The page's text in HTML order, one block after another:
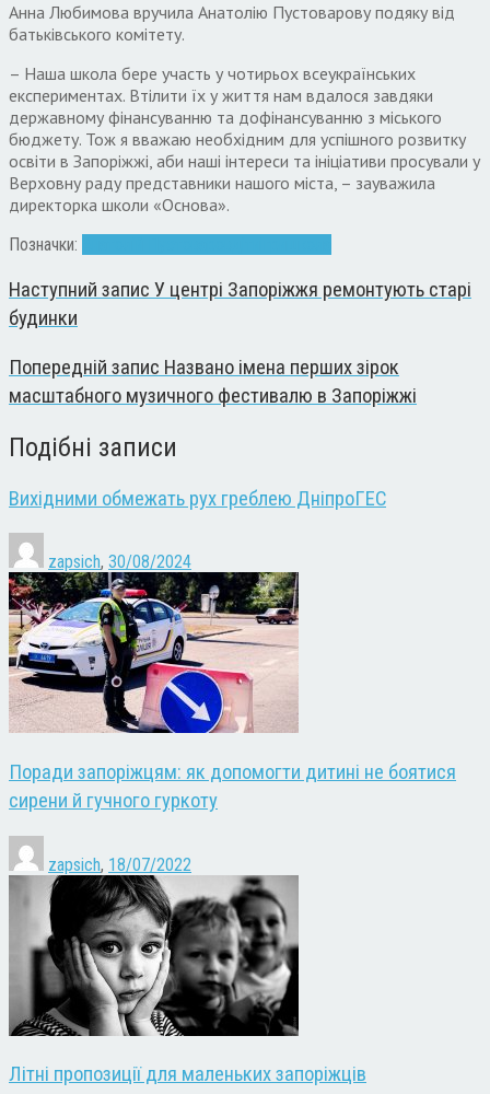
Анна Любимова вручила Анатолію Пустоварову подяку від
батьківського комітету.
– Наша школа бере участь у чотирьох всеукраїнських
експериментах. Втілити їх у життя нам вдалося завдяки
державному фінансуванню та дофінансуванню з міського
бюджету. Тож я вважаю необхідним для успішного розвитку
освіти в Запоріжжі, аби наші інтереси та ініціативи просували у
Верховну раду представники нашого міста, – зауважила
директорка школи «Основа».
Позначки:
Наступний запис У центрі Запоріжжя ремонтують старі
будинки
Попередній запис Названо імена перших зірок
масштабного музичного фестивалю в Запоріжжі
Подібні записи
Вихідними обмежать рух греблею ДніпроГЕС
zapsich, 30/08/2024
Поради запоріжцям: як допомогти дитині не боятися
сирени й гучного гуркоту
zapsich, 18/07/2022
Літні пропозиції для маленьких запоріжців